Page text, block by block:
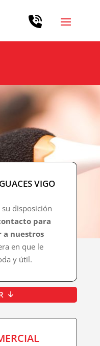
VIGO
su disposición
para
a nuestros
en que le
y útil.